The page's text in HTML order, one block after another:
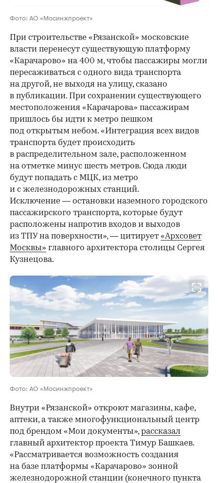
Фото: АО «Мосинжпроект»
При строительстве «Рязанской» московские
власти перенесут существующую платформу
«Карачарово» на 400 м, чтобы пассажиры могли
пересаживаться с одного вида транспорта
на другой, не выходя на улицу, сказано
в публикации. При сохранении существующего
местоположения «Карачарова» пассажирам
пришлось бы идти к метро пешком
под открытым небом. «Интеграция всех видов
транспорта будет происходить
в распределительном зале, расположенном
на отметке минус шесть метров. Сюда люди
будут попадать с МЦК, из метро
и с железнодорожных станций.
Исключение — остановки наземного городского
пассажирского транспорта, которые будут
расположены напротив входов и выходов
из ТПУ на поверхности», — цитирует «Архсовет
Москвы» главного архитектора столицы Сергея
Кузнецова.
Фото: АО «Мосинжпроект»
Внутри «Рязанской» откроют магазины, кафе,
аптеки, а также многофункциональный центр
под брендом «Мои документы»,рассказал
главный архитектор проекта Тимур Башкаев.
«Рассматривается возможность создания
на базе платформы «Карачарово» зонной
железнодорожной станции (конечного пункта